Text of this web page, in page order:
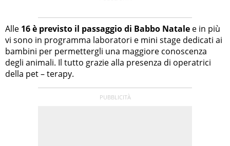
Alle 16 è previsto il passaggio di Babbo Natale e in più
vi sono in programma laboratori e mini stage dedicati ai
bambini per permettergli una maggiore conoscenza
degli animali. Il tutto grazie alla presenza di operatrici
della pet – terapy.